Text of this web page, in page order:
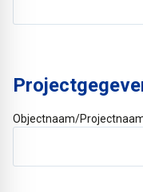
Objectnaam/